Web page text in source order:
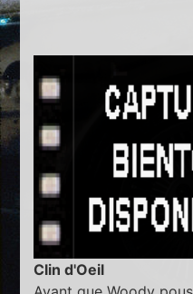
Clin d'Oeil